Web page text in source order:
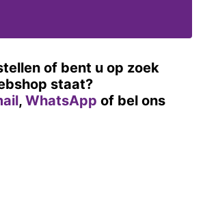
of bent u op zoek
staat?
, WhatsApp of bel ons